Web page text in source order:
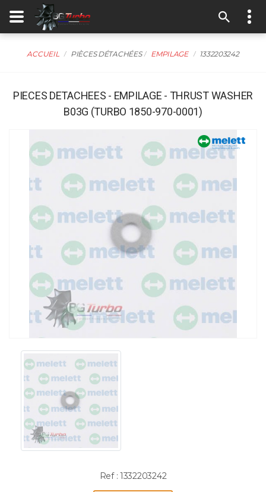
ACCUEIL PIÈCES DÉTACHÉES EMPILAGE 1332203242
PIECES DETACHEES - EMPILAGE - THRUST WASHER
B03G (TURBO 1850-970-0001)
Ref : 1332203242